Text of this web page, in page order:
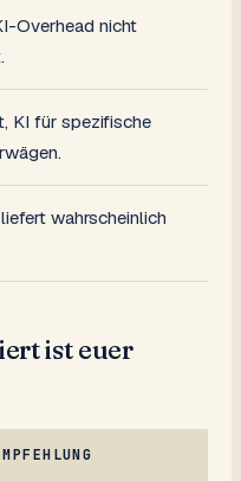
Overhead nicht
KI für spezifische
wahrscheinlich
ist euer